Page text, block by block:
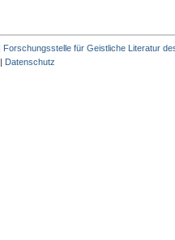
für Geistliche Literatur
| Datenschutz